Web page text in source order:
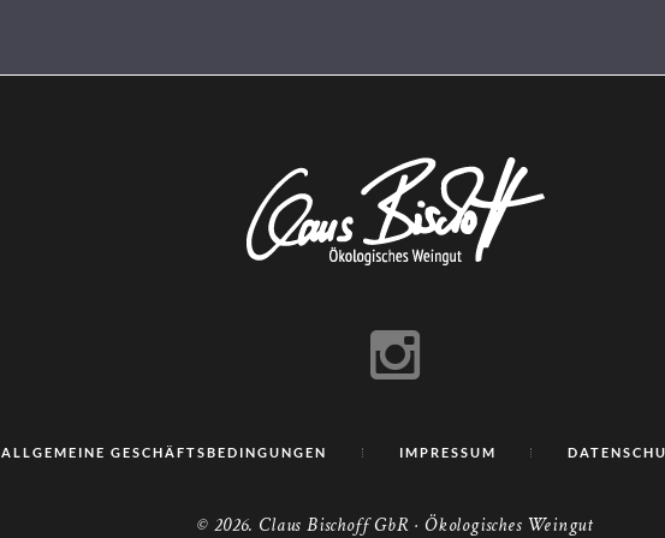
ALLGEMEINE GESCHÄFTSBEDINGUNGEN IMPRESSUM
© 2026. Claus Bischoff GbR · Ökologisches Weingut